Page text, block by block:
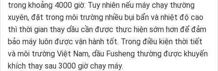
trong khoảng 4000 giờ. Tuy nhiên nếu máy chạy thường
xuyên, đặt trong môi trường nhiều bụi bẩn và nhiệt độ cao
thì thời gian thay dầu cần được thực hiện sớm hơn để đảm
bảo máy luôn được vận hành tốt. Trong điều kiện thời tiết
và môi trường Việt Nam, dầu Fusheng thường được khuyến
khích thay sau 3000 giờ chạy máy.